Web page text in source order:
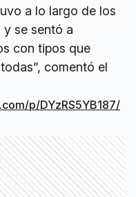
a lo largo de los
y se sentó a
con tipos que
comentó el
p/DYzRS5YB187/